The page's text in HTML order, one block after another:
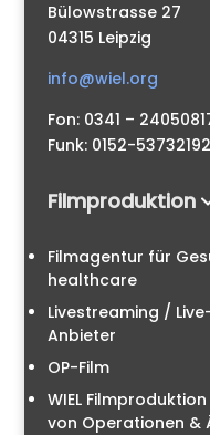
Bülowstrasse 27
04315 Leipzig
info@wiel.org
Fon: 0341 –
Funk: 0152-53732192
Filmproduktion
Filmagentur für
healthcare
Livestreaming /
Anbieter
OP-Film
WIEL
von Operationen &